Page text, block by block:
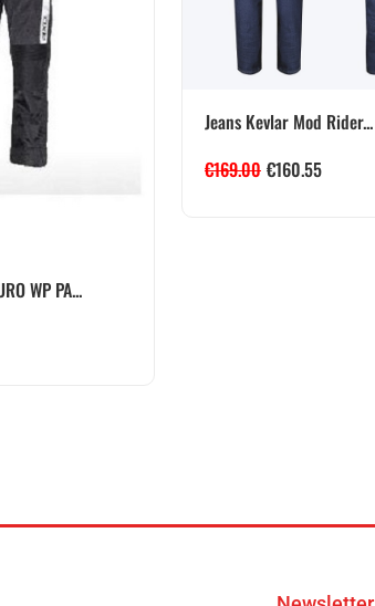
WP PA...
Jeans Kevlar Mod Rider...
€169.00 €160.55